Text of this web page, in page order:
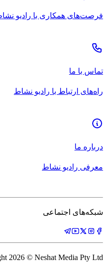
فرصت‌های همکاری با رادیو
تماس با ما
راه‌های ارتباط با رادیو نشاط
درباره ما
معرفی رادیو نشاط
شبکه‌های اجتماعی
2026 © Neshat Media Pty Ltd